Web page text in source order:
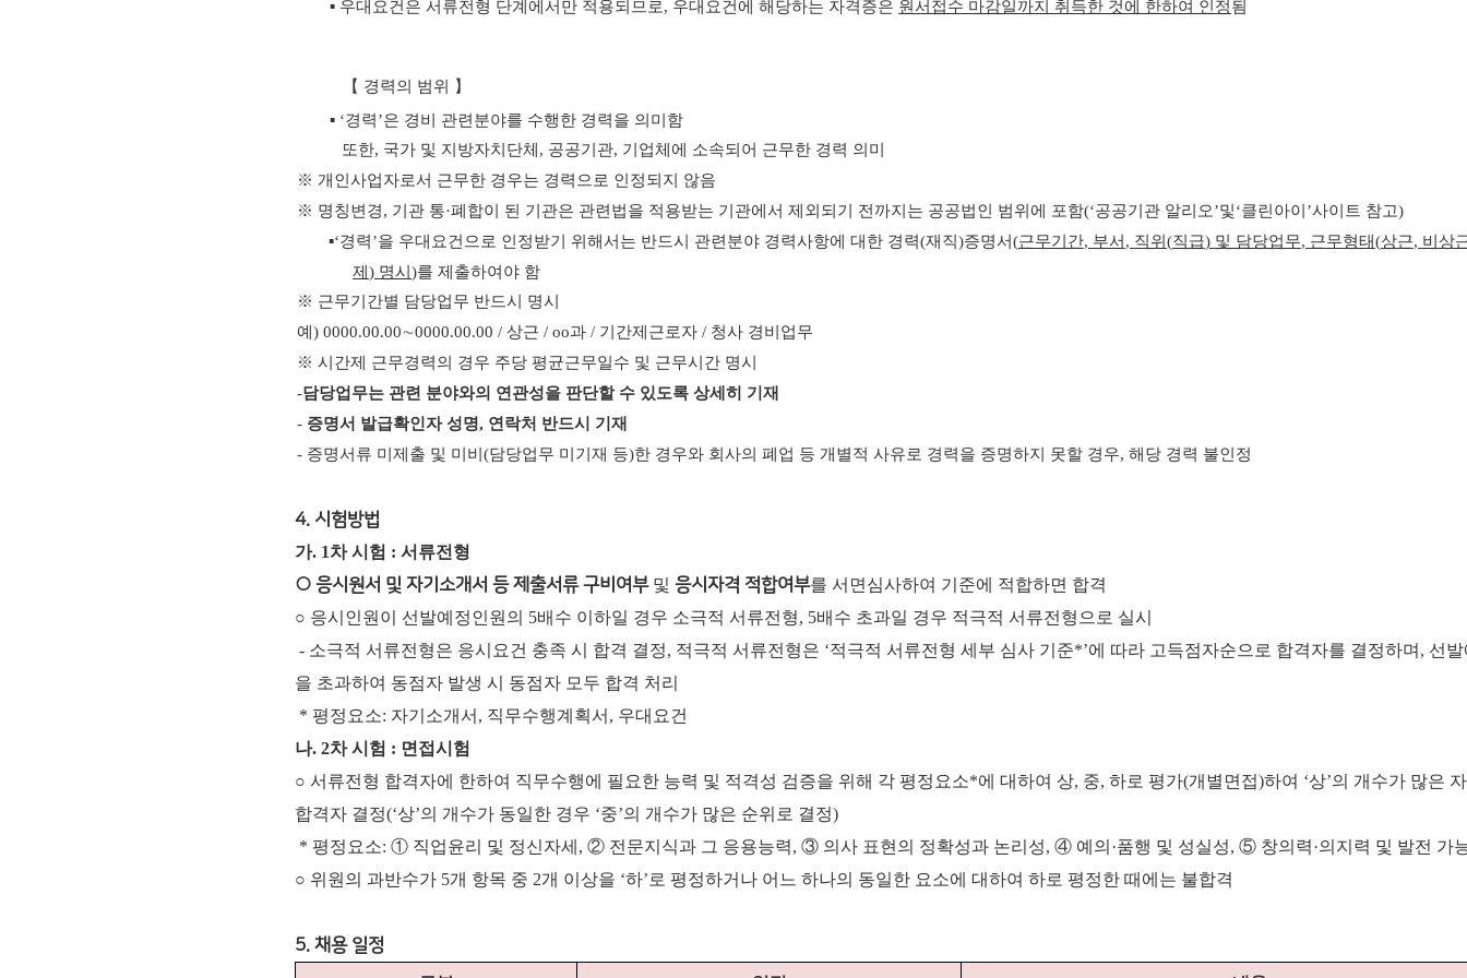
▪ 우대요건은 서류전형 단계에서만 적용되므로, 우대요건에 해당하는 자격증은 원서접수 마감일까지 취득한 것에 한하여 인정됨
【 경력의 범위
】
▪ ‘경력’은 경비 관련분야를 수행한 경력을 의미함
또한, 국가 및 지방자치단체 , 공공기관, 기업체에 소속되어 근무한 경력 의미
※ 개인사업자로서 근무한 경우는 경력으로 인정되지 않음
※ 명칭변경, 기관 통·폐합이 된 기관은 관련법을 적용받는 기관에서 제외되기 전까지는 공공법인 범위에 포함(‘공공기관 알리오’및‘클린아이 ’사이트 참고)
▪‘경력’을 우대요건으로 인정받기 위해서는 반드시 관련분야 경력사항에 대한 경력(재직)증명서(근무기간, 부서 , 직위 (직급) 및 담당업무, 근무형태(상근, 비상
제) 명시)를 제출하여야 함
※ 근무기간별 담당업무 반드시 명시
예 ) 0000.00.00∼0000.00.00 / 상근 / oo과 / 기간제근로자 / 청사 경비업무
※ 시간제 근무경력의 경우 주당 평균근무일수 및 근무시간 명시
-담당업무는 관련 분야와의 연관성을 판단할 수 있도록 상세히 기재
- 증명서 발급확인자 성명, 연락처 반드시 기재
- 증명서류 미제출 및 미비 (담당업무 미기재 등)한 경우와 회사의 폐업 등 개별적 사유로 경력을 증명하지 못할 경우, 해당 경력 불인정
4. 시험방법
가. 1차 시험 : 서류전형
○ 응시원서 및 자기소개서 등 제출서류 구비여부및 응시자격 적합여부를 서면심사하여 기준에 적합하면 합격
○ 응시인원이 선발예정인원의 5배수 이하일 경우 소극적 서류전형, 5배수 초과일 경우 적극적 서류전형으로 실시
- 소극적 서류전형은 응시요건 충족 시 합격 결정, 적극적 서류전형은 ‘적극적 서류전형 세부 심사 기준*’에 따라 고득점자순으로 합격자를 결정하며, 선
을 초과하여 동점자 발생 시 동점자 모두 합격 처리
* 평정요소: 자기소개서, 직무수행계획서, 우대요건
나. 2차 시험 : 면접시험
○ 서류전형 합격자에 한하여 직무수행에 필요한 능력 및 적격성 검증을 위해 각 평정요소*에 대하여 상, 중, 하로 평가(개별면접)하여 ‘상’의 개수가 많은
합격자 결정(‘상’의 개수가 동일한 경우 ‘중’의 개수가 많은 순위로 결정)
* 평정요소: ① 직업윤리 및 정신자세, ② 전문지식과 그 응용능력, ③ 의사 표현의 정확성과 논리성, ④ 예의·품행 및 성실성, ⑤ 창의력·의지력 및 발전 가
○ 위원의 과반수가 5개 항목 중 2개 이상을 ‘하’로 평정하거나 어느 하나의 동일한 요소에 대하여 하로 평정한 때에는 불합격
5. 채용 일정